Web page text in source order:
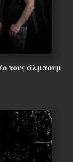
τους άλμπουμ